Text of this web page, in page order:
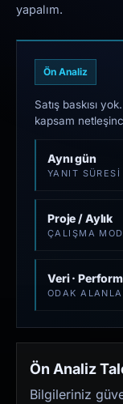
yapalım.
Ön Analiz
Satış baskısı
kapsam
Aynı gün
YANIT SÜRESI
Proje / Aylık
ÇALIŞMA
Veri ·
ODAK
Ön Analiz
Bilgileriniz